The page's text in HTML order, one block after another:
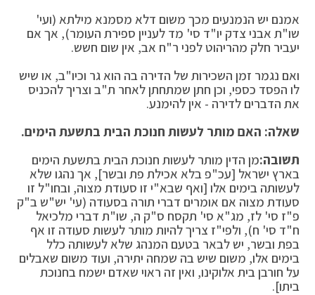
אמנם יש הנמנעים מכך משום דלא מסמנא מילתא (ועי'
שו"ת אבני צדק יו"ד סי' מד לעניין ספירת העומר), אך אם
יעביר חלק מהריהוט לפני ר"ח אב, אין שום חשש.
ואם נגמר זמן השכירות של הדירה בה הוא גר וכיו"ב, או שיש
לו הפסד כספי, וכן חתן שמתחתן לאחר ת"ב וצריך להכניס
את הדברים לדירה - אין להימנע.
שאלה: האם מותר לעשות חנוכת הבית בתשעת הימים.
תשובה:מן הדין מותר לעשות חנוכת הבית בתשעת הימים
בארץ ישראל [עכ"פ בלא אכילת פת ובשר], אך נהגו שלא
לעשותה בימים אלו [ואף שבא"י זו סעודת מצוה, ובחו"ל זו
סעודת מצוה אם אומרים דברי תורה בסעודה (עי' יש"ש ב"ק
פ"ז סי' לז, מג"א סי' תקסח ס"ק ה, שו"ת דברי מלכיאל
ח"ד סי' ח), ולפי"ז צריך להיות מותר לעשות סעודה זו אף
בפת ובשר, יש לבאר בטעם המנהג שלא לעשותה כלל
בימים אלו, משום שיש בה שמחה יתירה, ועוד משום שאבלים
על חורבן בית אלוקינו, ואין זה ראוי שאדם ישמח בחנוכת
ביתו].